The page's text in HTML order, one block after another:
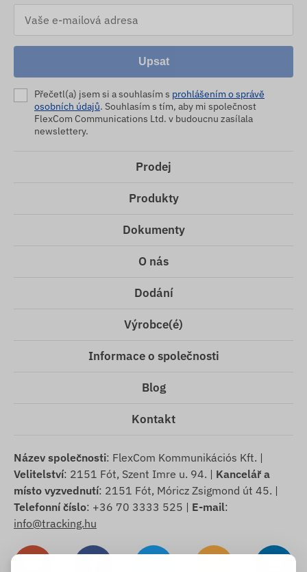
Upsat
Přečetl(a) jsem si a souhlasím s prohlášením o správě
osobních údajů. Souhlasím s tím, aby mi společnost
FlexCom Communications Ltd. v budoucnu zasílala
newslettery.
Prodej
Produkty
Dokumenty
O nás
Dodání
Výrobce(é)
Informace o společnosti
Blog
Kontakt
Název společnosti: FlexCom Kommunikációs Kft. |
Velitelství: 2151 Fót, Szent Imre u. 94. | Kancelář a
místo vyzvednutí: 2151 Fót, Móricz Zsigmond út 45. |
Telefonní číslo: +36 70 3333 525 | E-mail:
info@tracking.hu